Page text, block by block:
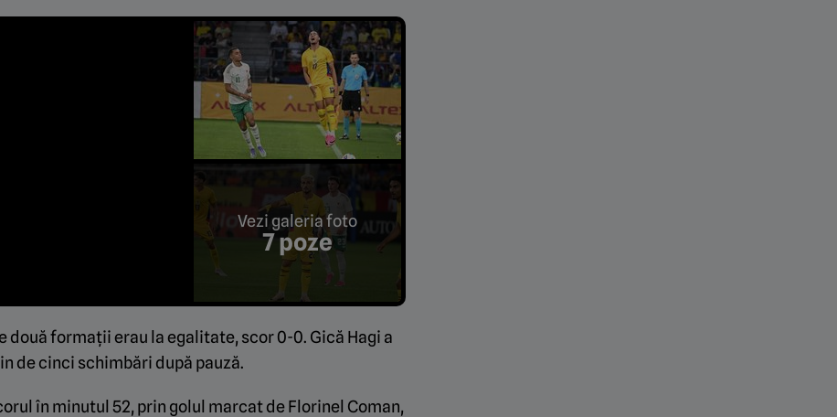
Vezi galeria foto
7 poze
două formații erau la egalitate, scor 0-0. Gică Hagi a
de cinci schimbări după pauză.
în minutul 52, prin golul marcat de Florinel Coman,